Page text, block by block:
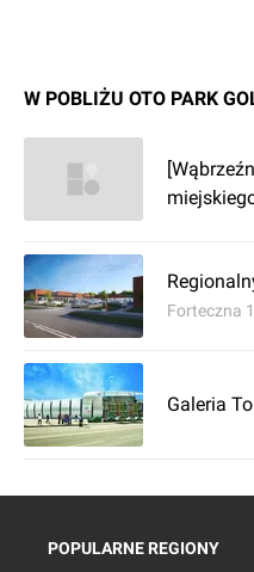
W POBLIŻU OTO PARK
Forteczna
Galeria
POPULARNE REGIONY